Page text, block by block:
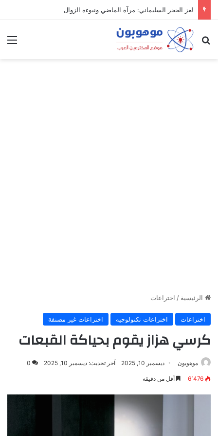
لغز الحجر السليماني: مرآة الماضي ونبوءة الزوال
بحث عن
الرئيسية / اختراعات
اختراعات اختراعات تكنولوجيه اختراعات غير مصنفة
كرسي هزاز يقوم بحياكة القبعات
موهوبون ديسمبر 10, 2025 آخر تحديث: ديسمبر 10, 2025 0
6٬476 أقل من دقيقة